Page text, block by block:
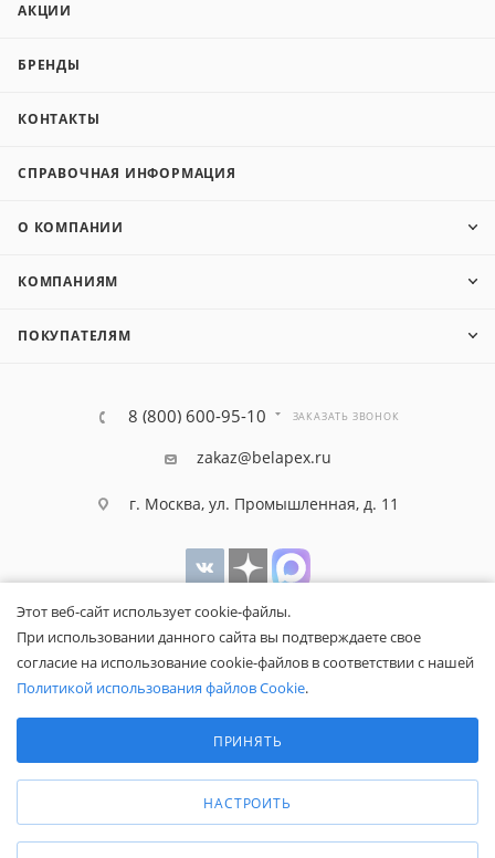
АКЦИИ
БРЕНДЫ
КОНТАКТЫ
СПРАВОЧНАЯ ИНФОРМАЦИЯ
О КОМПАНИИ
КОМПАНИЯМ
ПОКУПАТЕЛЯМ
8 (800) 600-95-10 ЗАКАЗАТЬ ЗВОНОК
zakaz@belapex.ru
г. Москва, ул. Промышленная, д. 11
Общество с ограниченной ответственностью «Белапекс», ИНН
Обращаем ваше внимание, что вся представленная на сайте
является публичной офертой.
Этот веб-сайт использует cookie-файлы.
При использовании данного сайта вы подтверждаете свое
согласие на использование cookie-файлов в соответствии с нашей
Политикой использования файлов Cookie.
Аналитические/Функциональные
ПРИНЯТЬ
НАСТРОИТЬ